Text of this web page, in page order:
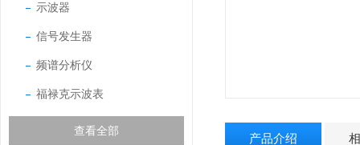
示波器
信号发生器
频谱分析仪
福禄克示波表
查看全部
产品介绍